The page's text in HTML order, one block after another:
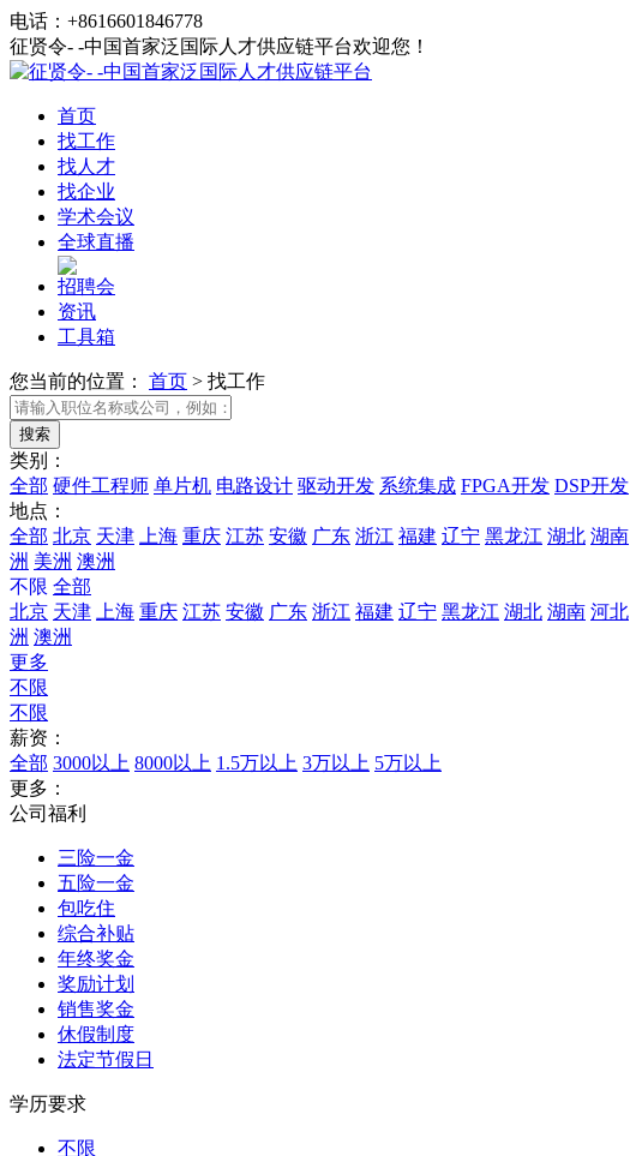
电话：+8616601846778
征贤令- -中国首家泛国际人才供应链平台欢迎您！
首页
找工作
找人才
找企业
学术会议
全球直播
招聘会
资讯
工具箱
您当前的位置： 首页 > 找工作
类别：
全部 硬件工程师 单片机 电路设计 驱动开发 系统集成 FPGA开发 DSP开发
地点：
全部 北京 天津 上海 重庆 江苏 安徽 广东 浙江 福建 辽宁 黑龙江 湖北 湖南
洲 美洲 澳洲
不限 全部
北京 天津 上海 重庆 江苏 安徽 广东 浙江 福建 辽宁 黑龙江 湖北 湖南 河北
洲 澳洲
更多
不限
不限
薪资：
全部 3000以上 8000以上 1.5万以上 3万以上 5万以上
更多：
公司福利
三险一金
五险一金
包吃住
综合补贴
年终奖金
奖励计划
销售奖金
休假制度
法定节假日
学历要求
不限